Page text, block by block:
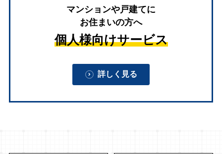
マンションや戸建てに
お住まいの方へ
個人様向けサービス
詳しく見る